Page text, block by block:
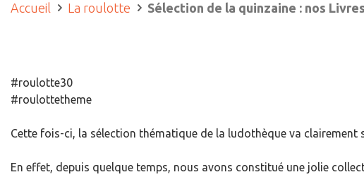
Accueil La roulotte Sélection de la quinzaine : nos
#roulotte30
#roulottetheme
Cette fois-ci, la sélection thématique de la ludothèque va
En effet, depuis quelque temps, nous avons constitué une jolie